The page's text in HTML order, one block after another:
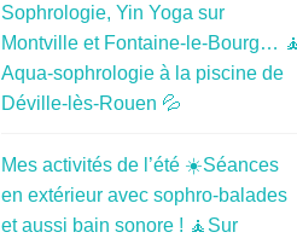
Sophrologie, Yin Yoga sur
Montville et Fontaine-le-Bourg…
Aqua-sophrologie à la piscine de
Déville-lès-Rouen 💦
Mes activités de l’été ☀️Séances
en extérieur avec sophro-balades
et aussi bain sonore ! 🧘Sur